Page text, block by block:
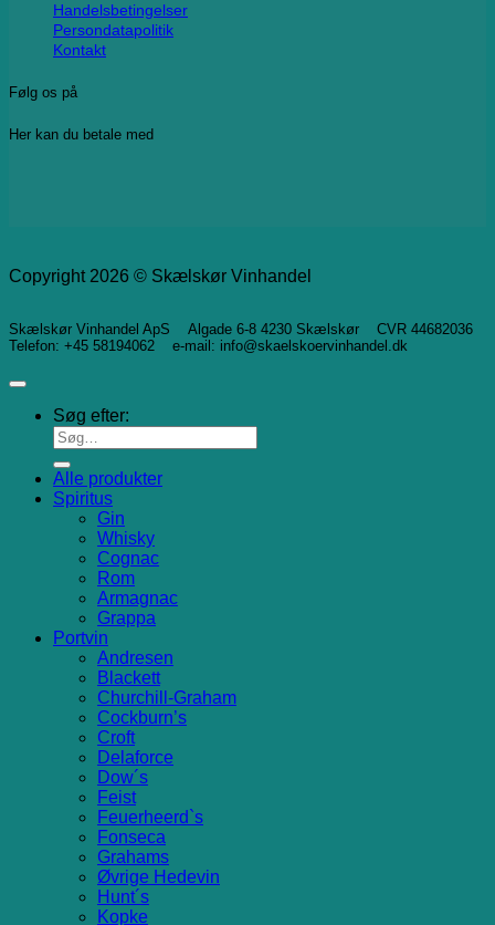
Handelsbetingelser
Persondatapolitik
Kontakt
Følg os på
Her kan du betale med
Copyright 2026 © Skælskør Vinhandel
Skælskør Vinhandel ApS Algade 6-8 4230 Skælskør CVR 44682036
Telefon: +45 58194062 e-mail: info@skaelskoervinhandel.dk
Søg efter:
Alle produkter
Spiritus
Gin
Whisky
Cognac
Rom
Armagnac
Grappa
Portvin
Andresen
Blackett
Churchill-Graham
Cockburn’s
Croft
Delaforce
Dow´s
Feist
Feuerheerd`s
Fonseca
Grahams
Øvrige Hedevin
Hunt´s
Kopke